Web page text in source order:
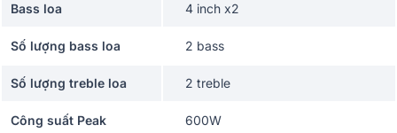
Bass loa
4 inch x2
Số lượng bass loa 2 bass
Số lượng treble loa 2 treble
Công suất Peak 600W